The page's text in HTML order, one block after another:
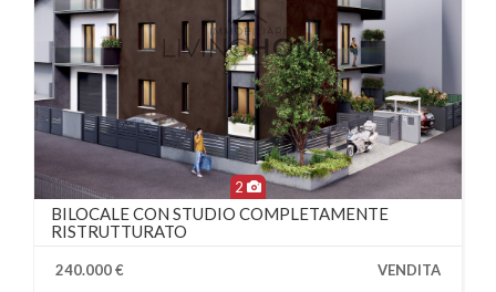
2
BILOCALE CON STUDIO COMPLETAMENTE
RISTRUTTURATO
240.000 €
VENDITA